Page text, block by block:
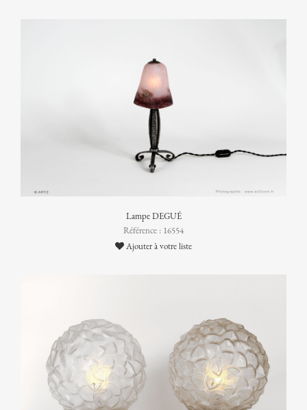
Lampe DEGUÉ
Référence : 16554
Ajouter à votre liste